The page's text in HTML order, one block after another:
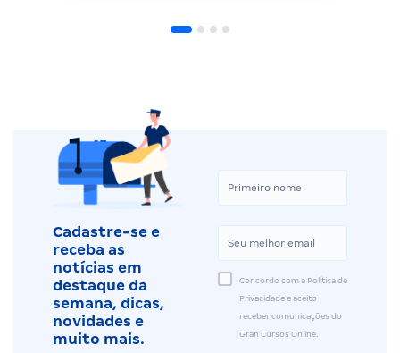
Cadastre-se e
receba as
notícias em
destaque da
semana, dicas,
novidades e
muito mais.
Concordo com a Política de
Privacidade e aceito
receber comunicações do
Gran Cursos Online.